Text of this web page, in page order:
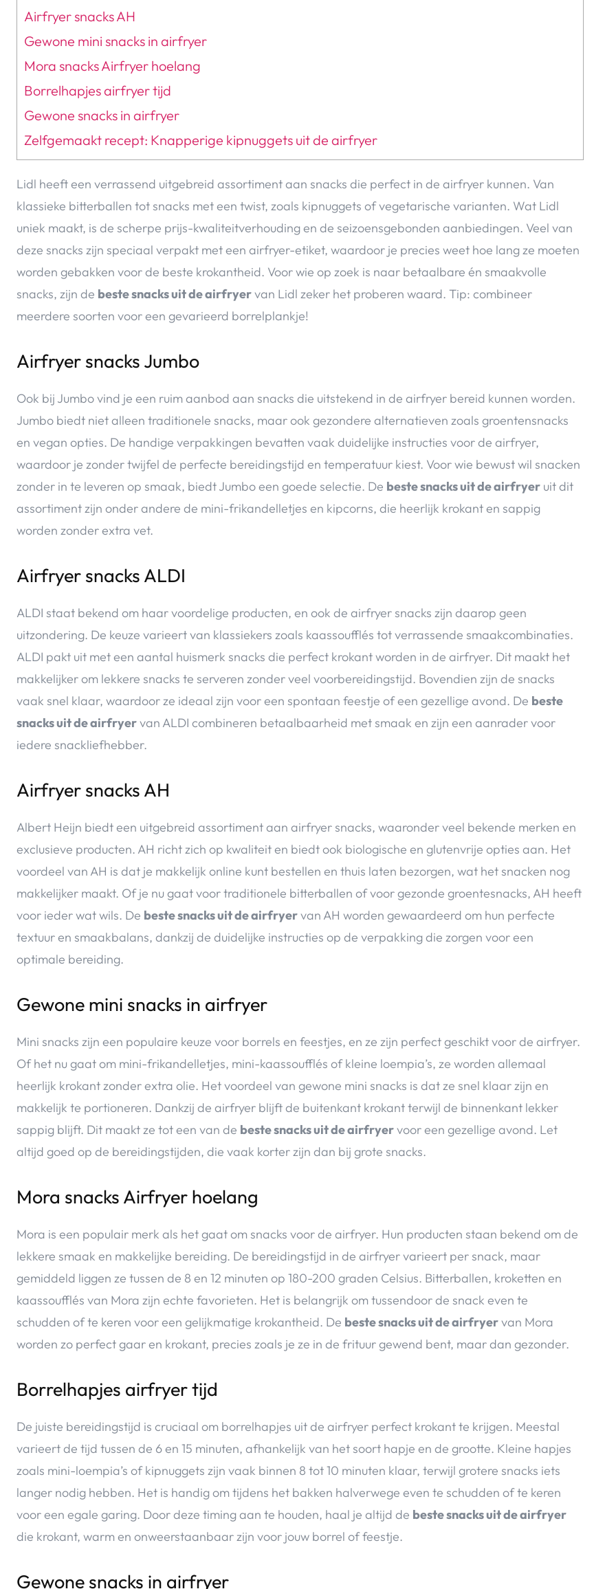
Airfryer snacks AH
Gewone mini snacks in airfryer
Mora snacks Airfryer hoelang
Borrelhapjes airfryer tijd
Gewone snacks in airfryer
Zelfgemaakt recept: Knapperige kipnuggets uit de airfryer
Lidl heeft een verrassend uitgebreid assortiment aan snacks die perfect in de airfryer kunnen. Van
klassieke bitterballen tot snacks met een twist, zoals kipnuggets of vegetarische varianten. Wat Lidl
uniek maakt, is de scherpe prijs-kwaliteitverhouding en de seizoensgebonden aanbiedingen. Veel van
deze snacks zijn speciaal verpakt met een airfryer-etiket, waardoor je precies weet hoe lang ze moeten
worden gebakken voor de beste krokantheid. Voor wie op zoek is naar betaalbare én smaakvolle
snacks, zijn de beste snacks uit de airfryervan Lidl zeker het proberen waard. Tip: combineer
meerdere soorten voor een gevarieerd borrelplankje!
Airfryer snacks Jumbo
Ook bij Jumbo vind je een ruim aanbod aan snacks die uitstekend in de airfryer bereid kunnen worden.
Jumbo biedt niet alleen traditionele snacks, maar ook gezondere alternatieven zoals groentensnacks
en vegan opties. De handige verpakkingen bevatten vaak duidelijke instructies voor de airfryer,
waardoor je zonder twijfel de perfecte bereidingstijd en temperatuur kiest. Voor wie bewust wil snacken
zonder in te leveren op smaak, biedt Jumbo een goede selectie. De beste snacks uit de airfryer uit dit
assortiment zijn onder andere de mini-frikandelletjes en kipcorns, die heerlijk krokant en sappig
worden zonder extra vet.
Airfryer snacks ALDI
ALDI staat bekend om haar voordelige producten, en ook de airfryer snacks zijn daarop geen
uitzondering. De keuze varieert van klassiekers zoals kaassoufflés tot verrassende smaakcombinaties.
ALDI pakt uit met een aantal huismerk snacks die perfect krokant worden in de airfryer. Dit maakt het
makkelijker om lekkere snacks te serveren zonder veel voorbereidingstijd. Bovendien zijn de snacks
vaak snel klaar, waardoor ze ideaal zijn voor een spontaan feestje of een gezellige avond. De beste
snacks uit de airfryervan ALDI combineren betaalbaarheid met smaak en zijn een aanrader voor
iedere snackliefhebber.
Airfryer snacks AH
Albert Heijn biedt een uitgebreid assortiment aan airfryer snacks, waaronder veel bekende merken en
exclusieve producten. AH richt zich op kwaliteit en biedt ook biologische en glutenvrije opties aan. Het
voordeel van AH is dat je makkelijk online kunt bestellen en thuis laten bezorgen, wat het snacken nog
makkelijker maakt. Of je nu gaat voor traditionele bitterballen of voor gezonde groentesnacks, AH heeft
voor ieder wat wils. De beste snacks uit de airfryervan AH worden gewaardeerd om hun perfecte
textuur en smaakbalans, dankzij de duidelijke instructies op de verpakking die zorgen voor een
optimale bereiding.
Gewone mini snacks in airfryer
Mini snacks zijn een populaire keuze voor borrels en feestjes, en ze zijn perfect geschikt voor de airfryer.
Of het nu gaat om mini-frikandelletjes, mini-kaassoufflés of kleine loempia’s, ze worden allemaal
heerlijk krokant zonder extra olie. Het voordeel van gewone mini snacks is dat ze snel klaar zijn en
makkelijk te portioneren. Dankzij de airfryer blijft de buitenkant krokant terwijl de binnenkant lekker
sappig blijft. Dit maakt ze tot een van de beste snacks uit de airfryervoor een gezellige avond. Let
altijd goed op de bereidingstijden, die vaak korter zijn dan bij grote snacks.
Mora snacks Airfryer hoelang
Mora is een populair merk als het gaat om snacks voor de airfryer. Hun producten staan bekend om de
lekkere smaak en makkelijke bereiding. De bereidingstijd in de airfryer varieert per snack, maar
gemiddeld liggen ze tussen de 8 en 12 minuten op 180-200 graden Celsius. Bitterballen, kroketten en
kaassoufflés van Mora zijn echte favorieten. Het is belangrijk om tussendoor de snack even te
schudden of te keren voor een gelijkmatige krokantheid. De beste snacks uit de airfryervan Mora
worden zo perfect gaar en krokant, precies zoals je ze in de frituur gewend bent, maar dan gezonder.
Borrelhapjes airfryer tijd
De juiste bereidingstijd is cruciaal om borrelhapjes uit de airfryer perfect krokant te krijgen. Meestal
varieert de tijd tussen de 6 en 15 minuten, afhankelijk van het soort hapje en de grootte. Kleine hapjes
zoals mini-loempia’s of kipnuggets zijn vaak binnen 8 tot 10 minuten klaar, terwijl grotere snacks iets
langer nodig hebben. Het is handig om tijdens het bakken halverwege even te schudden of te keren
voor een egale garing. Door deze timing aan te houden, haal je altijd de beste snacks uit de airfryer
die krokant, warm en onweerstaanbaar zijn voor jouw borrel of feestje.
Gewone snacks in airfryer